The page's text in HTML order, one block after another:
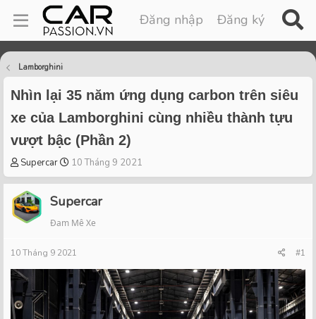
Đăng nhập Đăng ký
Lamborghini
Nhìn lại 35 năm ứng dụng carbon trên siêu
xe của Lamborghini cùng nhiều thành tựu
vượt bậc (Phần 2)
T
h
r
e
a
a
t
Supercar
S
t
r
t
t
e
10 Tháng 9 2021
Supercar
Đam Mê Xe
10 Tháng 9 2021 #1